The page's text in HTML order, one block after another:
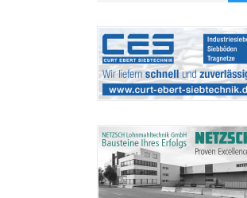
unseren monatlichen
Newsletter.
Ihre Adresse wird nicht an
Dritte weitergegeben.
Zu unserenDatenschutz-
Bestimmungen.